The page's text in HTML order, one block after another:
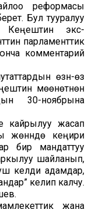
реформасы
Бул тууралуу
Кеңештин экс-
парламенттик
комментарий
өзүн-өзү
мөөнөтүнөн
30-ноябрына
кайрылуу жасап
жөнүндө кеңири
бир мандаттуу
шайланып,
келди адамдар,
келип калчу.
жана